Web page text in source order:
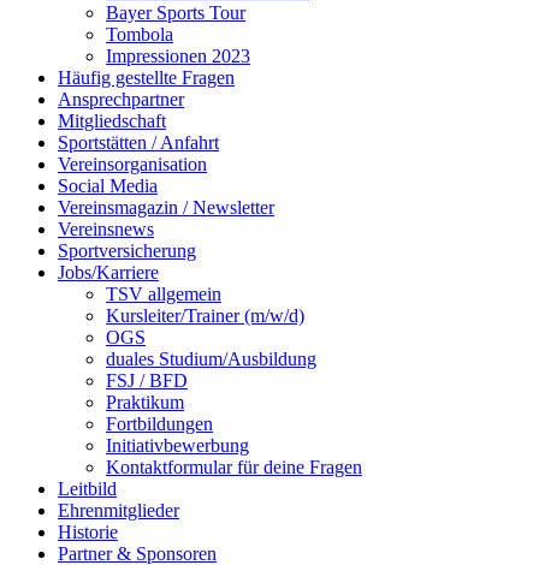
Bayer Sports Tour
Tombola
Impressionen 2023
Häufig gestellte Fragen
Ansprechpartner
Mitgliedschaft
Sportstätten / Anfahrt
Vereinsorganisation
Social Media
Vereinsmagazin / Newsletter
Vereinsnews
Sportversicherung
Jobs/Karriere
TSV allgemein
Kursleiter/Trainer (m/w/d)
OGS
duales Studium/Ausbildung
FSJ / BFD
Praktikum
Fortbildungen
Initiativbewerbung
Kontaktformular für deine Fragen
Leitbild
Ehrenmitglieder
Historie
Partner & Sponsoren